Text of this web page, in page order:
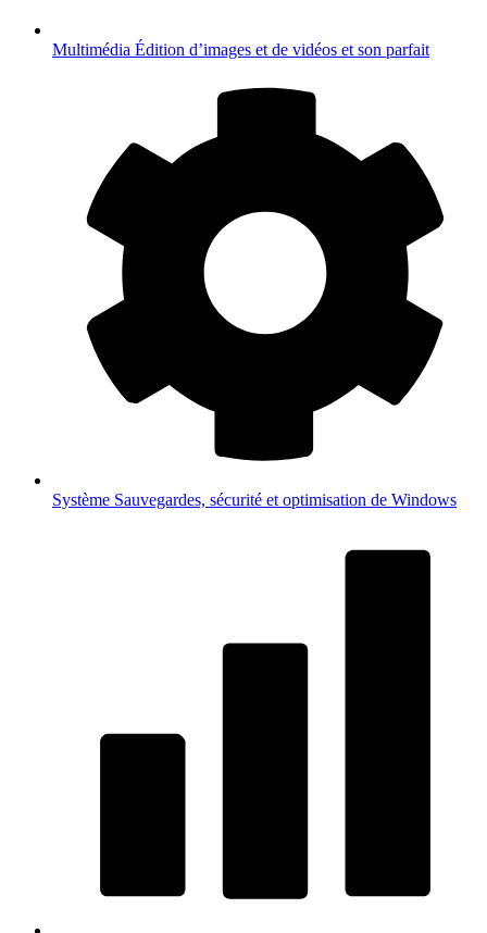
Multimédia Édition d’images et de vidéos et son parfait
Système Sauvegardes, sécurité et optimisation de Windows